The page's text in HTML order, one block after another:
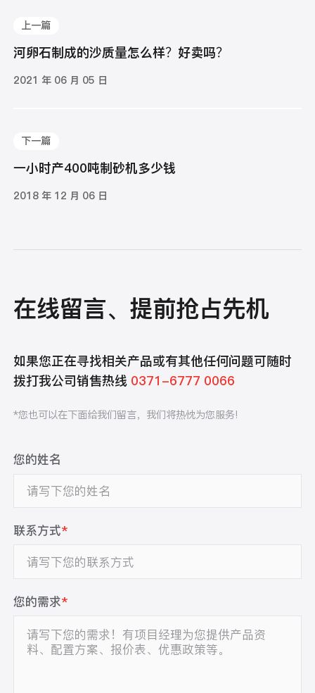
上一篇
河卵石制成的沙质量怎么样？好卖吗？
2021 年 06 月 05 日
下一篇
一小时产400吨制砂机多少钱
2018 年 12 月 06 日
在线留言、提前抢占先机
如果您正在寻找相关产品或有其他任何问题可随时
拨打我公司销售热线 0371-6777 0066
*您也可以在下面给我们留言，我们将热忱为您服务!
您的姓名
联系方式*
您的需求*